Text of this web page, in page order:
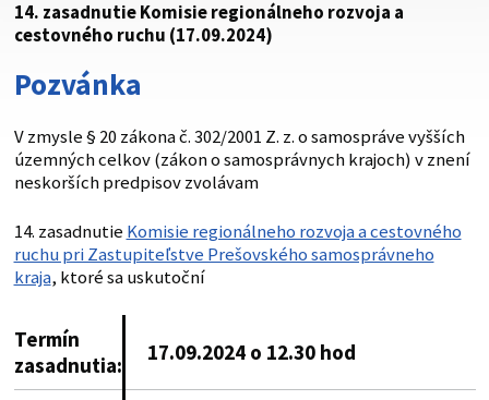
14. zasadnutie Komisie regionálneho rozvoja a
cestovného ruchu (17.09.2024)
Pozvánka
V zmysle § 20 zákona č. 302/2001 Z. z. o samospráve vyšších
územných celkov (zákon o samosprávnych krajoch) v znení
neskorších predpisov zvolávam
14. zasadnutie Komisie regionálneho rozvoja a cestovného
ruchu pri Zastupiteľstve Prešovského samosprávneho
kraja, ktoré sa uskutoční
Termín
zasadnutia:
17.09.2024 o 12.30 hod